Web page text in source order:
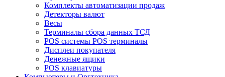
Комплекты автоматизации продаж
Детекторы валют
Весы
Терминалы сбора данных ТСД
POS системы POS терминалы
Дисплеи покупателя
Денежные ящики
POS клавиатуры